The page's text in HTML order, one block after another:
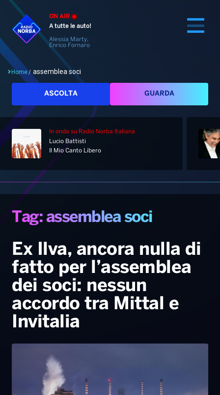
ON AIR
A tutte le auto!
Alessia Marty,
Enrico Fornaro
Home
Palinsesto
Hit Dance
Giochi&Concorsi
PALATOUR
Notizie
Locali
Musica e Spettacolo
Sport
Radio Norba Consiglia
Leggerissime
Playlist
Generale
Novità
Notiziario
Interviste
Oroscopo
Speciale Astrabilia 2026
Gallery
Radio Norba News TV
Voce al Bari
Battiti Live 2026
Gallery
Home/ assemblea soci
ASCOLTA GUARDA
In onda su Radio Norba Italiana
Lucio Battisti
Il Mio Canto Libero
Tag: assemblea soci
Ex Ilva, ancora nulla di
fatto per l’assemblea
dei soci: nessun
accordo tra Mittal e
Invitalia